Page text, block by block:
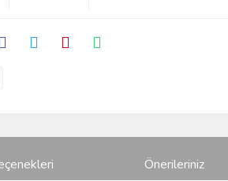
Önerileriniz